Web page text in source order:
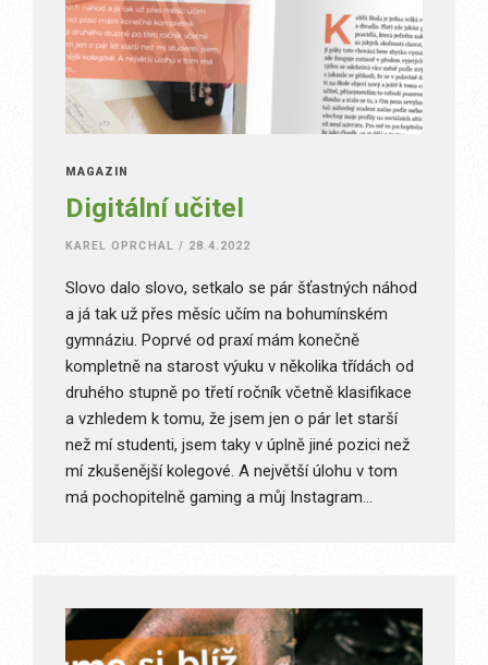
MAGAZÍN
Digitální učitel
KAREL OPRCHAL / 28.4.2022
Slovo dalo slovo, setkalo se pár šťastných náhod
a já tak už přes měsíc učím na bohumínském
gymnáziu. Poprvé od praxí mám konečně
kompletně na starost výuku v několika třídách od
druhého stupně po třetí ročník včetně klasifikace
a vzhledem k tomu, že jsem jen o pár let starší
než mí studenti, jsem taky v úplně jiné pozici než
mí zkušenější kolegové. A největší úlohu v tom
má pochopitelně gaming a můj Instagram…